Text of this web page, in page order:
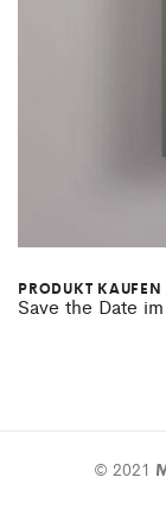
PRODUKT KAUFEN
Save the Date
© 2021